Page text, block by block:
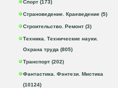
Спорт (173)
Страноведение. Краеведение (5)
Строительство. Ремонт (3)
Техника. Технические науки.
Охрана труда (805)
Транспорт (202)
Фантастика. Фэнтези. Мистика
(10124)